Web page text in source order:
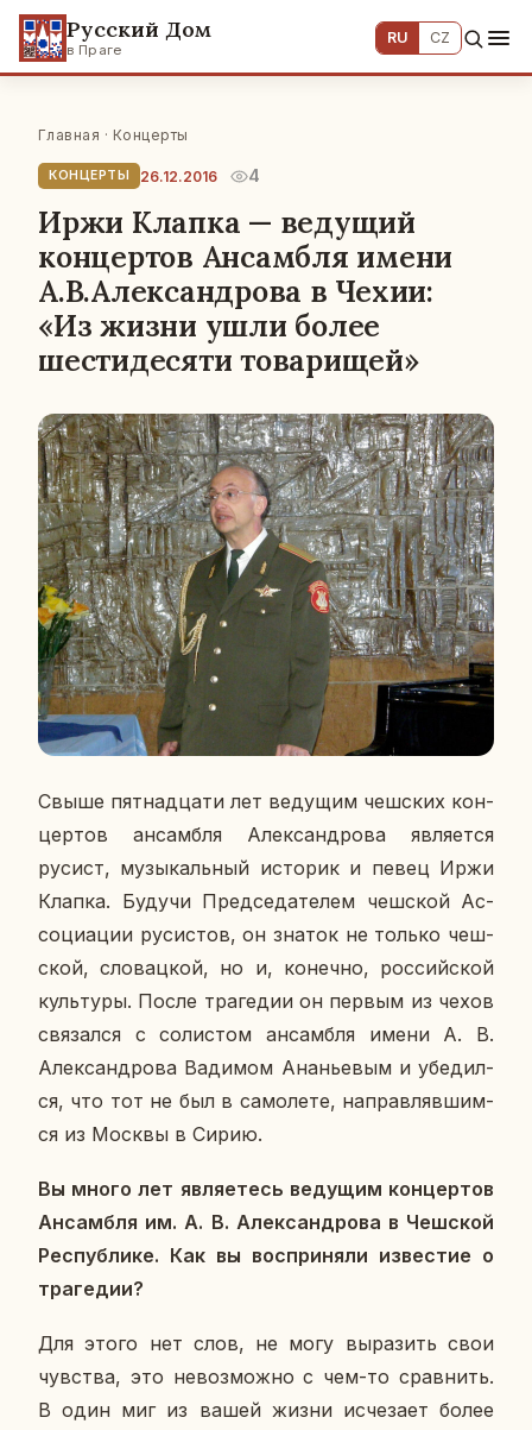
Русский Дом
в Праге
RU CZ
Главная · Концерты
КОНЦЕРТЫ 26.12.2016 4
Иржи Клапка — ведущий
концертов Ансамбля имени
А.В.Александрова в Чехии:
«Из жизни ушли более
шестидесяти товарищей»
Свыше пят­на­дца­ти лет ве­ду­щим чеш­ских кон­
цер­тов ан­сам­бля Алек­сан­дро­ва яв­ля­ет­ся
русист, му­зы­каль­ный ис­то­рик и певец Иржи
Клапка. Будучи Пред­се­да­те­лем чеш­ской Ас­
со­ци­а­ции ру­си­стов, он знаток не только чеш­
ской, сло­вац­кой, но и, ко­неч­но, рос­сий­ской
куль­ту­ры. После тра­ге­дии он первым из чехов
свя­зал­ся с со­ли­стом ан­сам­бля имени А. В.
Алек­сан­дро­ва Ва­ди­мом Ана­нье­вым и убе­дил­
ся, что тот не был в са­мо­ле­те, на­прав­ляв­шим­
ся из Москвы в Сирию.
Вы много лет яв­ля­е­тесь ве­ду­щим кон­цер­тов
Ан­сам­бля им. А. В. Алек­сан­дро­ва в Чеш­ской
Рес­пуб­ли­ке. Как вы вос­при­ня­ли из­ве­стие о
тра­ге­дии?
Для этого нет слов, не могу вы­ра­зить свои
чув­ства, это невоз­мож­но с чем-то срав­нить.
В один миг из вашей жизни ис­че­за­ет более